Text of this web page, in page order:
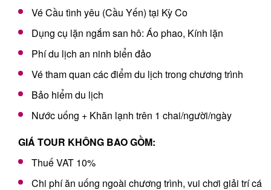
Vé Cầu tình yêu (Cầu Yến) tại Kỳ Co
Dụng cụ lặn ngắm san hô: Áo phao, Kính lặn
Phí du lịch an ninh biển đảo
Vé tham quan các điểm du lịch trong chương trình
Bảo hiểm du lịch
Nước uống + Khăn lạnh trên 1 chai/người/ngày
GIÁ TOUR KHÔNG BAO GỒM:
Thuế VAT 10%
Chi phí ăn uống ngoài chương trình, vui chơi giải trí cá